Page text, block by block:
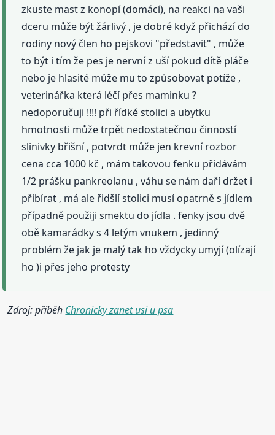
zkuste mast z konopí (domácí), na reakci na vaši
dceru může být žárlivý , je dobré když přichází do
rodiny nový člen ho pejskovi "představit" , může
to být i tím že pes je nervní z uší pokud dítě pláče
nebo je hlasité může mu to způsobovat potíže ,
veterinářka která léčí přes maminku ?
nedoporučuji !!!! při řídké stolici a ubytku
hmotnosti může trpět nedostatečnou činností
slinivky břišní , potvrdt může jen krevní rozbor
cena cca 1000 kč , mám takovou fenku přidávám
1/2 prášku pankreolanu , váhu se nám daří držet i
přibírat , má ale řidšlí stolici musí opatrně s jídlem
případně použiji smektu do jídla . fenky jsou dvě
obě kamarádky s 4 letým vnukem , jedinný
problém že jak je malý tak ho vždycky umyjí (olízají
ho )i přes jeho protesty
Zdroj: příběh Chronicky zanet usi u psa